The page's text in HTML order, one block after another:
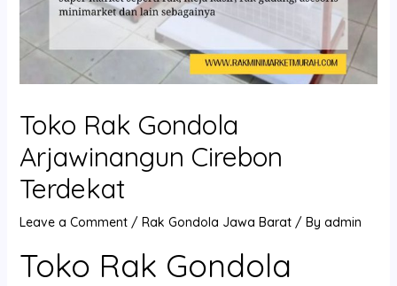
Toko Rak Gondola
Arjawinangun Cirebon
Terdekat
Leave a Comment / Rak Gondola Jawa Barat/ By admin
Toko Rak Gondola